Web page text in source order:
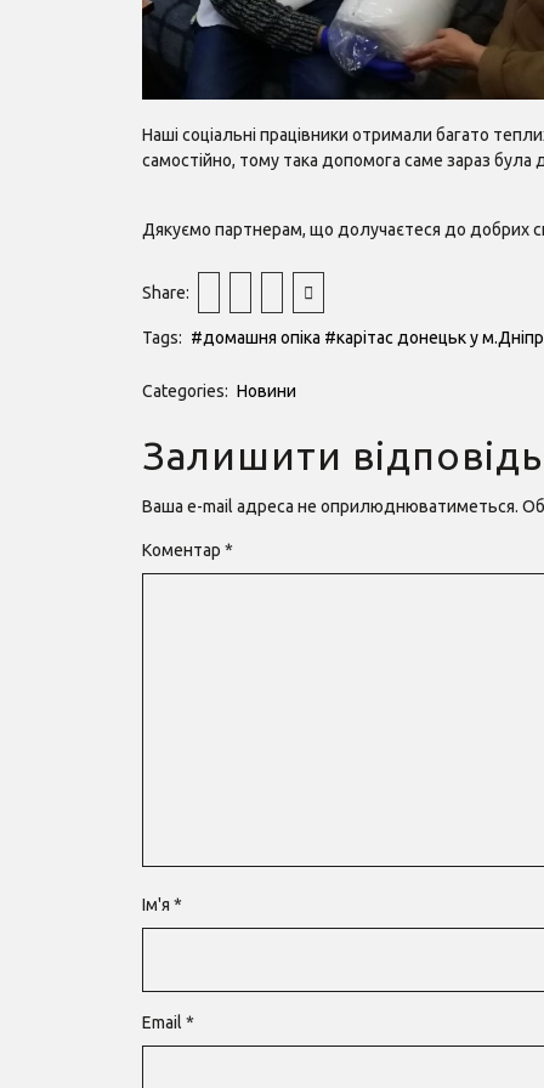
Наші соціальні працівники отримали багато
самостійно, тому така допомога саме зараз
Дякуємо партнерам, що долучаєтеся до добрих
Share:
Tags: #домашня опіка #карітас донецьк у
Categories: Новини
Залишити відповідь
Ваша e-mail адреса не оприлюднюватиметься.
Коментар *
Ім'я *
Email *